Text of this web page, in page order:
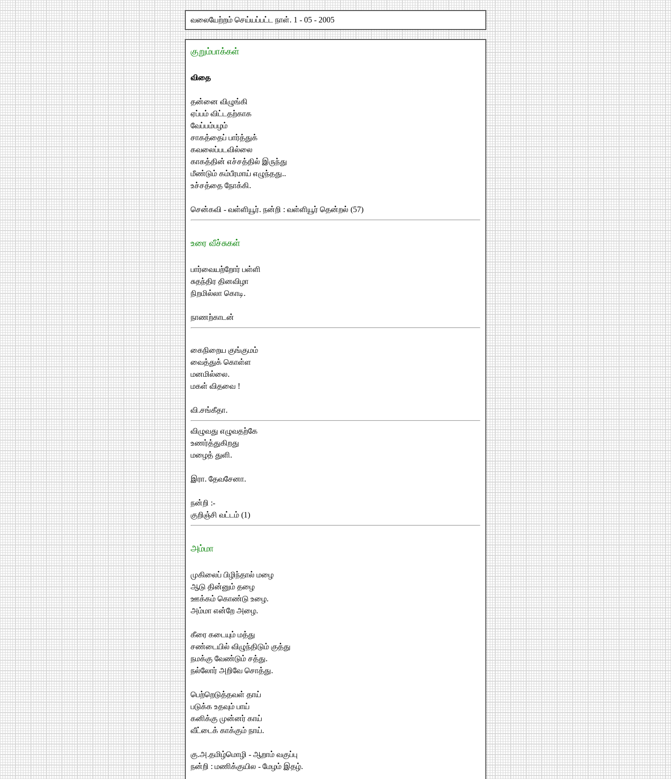
வலையேற்றம் செய்யப்பட்ட நாள். 1 - 05 - 2005
குறும்பாக்கள்
விதை
தன்னை விழுங்கி
ஏப்பம் விட்டதற்காக
வேப்பம்பழம்
சாகத்தைப் பார்த்துக்
கவலைப்படவில்லை
காகத்தின் எச்சத்தில் இருந்து
மீண்டும் கம்பீரமாய் எழுந்தது..
உச்சத்தை நோக்கி.
சென்கவி - வள்ளியூர். நன்றி : வள்ளியூர் தென்றல் (57)
உரை வீச்சுகள்
பார்வையற்றோர் பள்ளி
சுதந்திர தினவிழா
நிறமில்லா கொடி.
நாணற்காடன்
கைநிறைய குங்குமம்
வைத்துக் கொள்ள
மனமில்லை.
மகள் விதவை !
வி.சங்கீதா.
விழுவது எழுவதற்கே
உணர்த்துகிறது
மழைத் துளி.
இரா. தேவசேனா.
நன்றி :-
குறிஞ்சி வட்டம் (1)
அம்மா
முகிலைப் பிழிந்தால் மழை
ஆடு தின்னும் தழை
ஊக்கம் கொண்டு உழை.
அம்மா என்றே அழை.
கீரை கடையும் மத்து
சண்டையில் விழுந்திடும் குத்து
நமக்கு வேண்டும் சத்து.
நல்லோர் அறிவே சொத்து.
பெற்றெடுத்தவள் தாய்
படுக்க உதவும் பாய்
கனிக்கு முன்னர் காய்
வீட்டைக் காக்கும் நாய்.
கு.அ.தமிழ்மொழி - ஆறாம் வகுப்பு
நன்றி : மணிக்குயில - மேழம் இதழ்.